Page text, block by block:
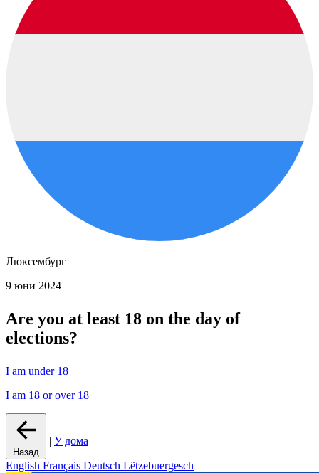
Люксембург
9 юни 2024
Are you at least 18 on the day of
elections?
I am under 18
I am 18 or over 18
Назад
| У дома
English Français Deutsch Lëtzebuergesch